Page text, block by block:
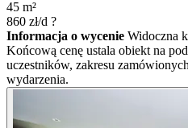
45 m²
860 zł/d ?
Informacja o wycenie Widoczna
Końcową cenę ustala obiekt na
uczestników, zakresu
wydarzenia.